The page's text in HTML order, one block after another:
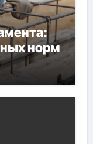
норм